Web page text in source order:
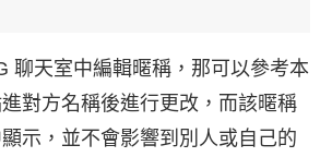
聊天室中編輯暱稱，那可以參考本
對方名稱後進行更改，而該暱稱
示，並不會影響到別人或自己的